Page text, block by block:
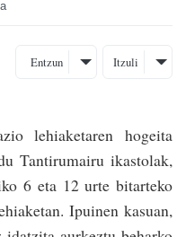
Entzun Itzuli
lehiaketaren hogeita
Tantirumairu ikastolak,
6 eta 12 urte bitarteko
Ipuinen kasuan,